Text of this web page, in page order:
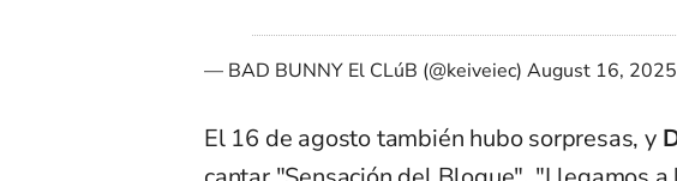
— BAD BUNNY El CLúB (@keiveiec) August 16, 2025
El 16 de agosto también hubo sorpresas, y